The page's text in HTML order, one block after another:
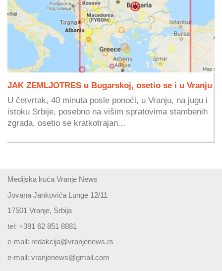
JAK ZEMLJOTRES u Bugarskoj, osetio se i u Vranju
U četvrtak, 40 minuta posle ponoći, u Vranju, na jugu i
istoku Srbije, posebno na višim spratovima stambenih
zgrada, osetio se kratkotrajan...
Medijska kuća Vranje News
Jovana Jankovića Lunge 12/11
17501 Vranje, Srbija
tel: +381 62 851 8881
e-mail: redakcija@vranjenews.rs
e-mail: vranjenews@gmail.com